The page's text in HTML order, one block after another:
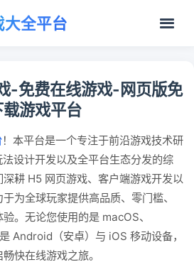
全平台
-免费在线游戏-网页版免
载游戏平台
！本平台是一个专注于前沿游戏技术研
设计开发以及全平台生态分发的综
耕 H5 网页游戏、客户端游戏开发以
为全球玩家提供高品质、零门槛、
。无论您使用的是 macOS、
Android（安卓）与 iOS 移动设备，
快在线游戏之旅。